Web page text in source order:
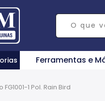
Ferramentas e
1 Pol. Rain Bird